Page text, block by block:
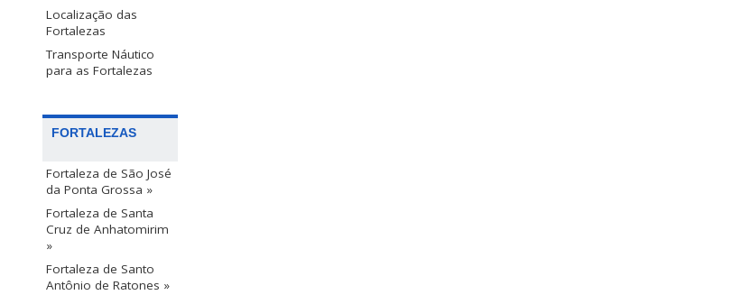
Localização das
Fortalezas
Transporte Náutico
para as Fortalezas
FORTALEZAS
Fortaleza de São José
da Ponta Grossa »
Fortaleza de Santa
Cruz de Anhatomirim
»
Fortaleza de Santo
Antônio de Ratones »